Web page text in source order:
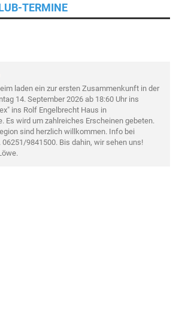
TERMINE
laden ein zur ersten Zusammenkunft in der
14. September 2026 ab 18:60 Uhr ins
ins Rolf Engelbrecht Haus in
Es wird um zahlreiches Erscheinen gebeten.
sind herzlich willkommen. Info bei
06251/9841500. Bis dahin, wir sehen uns!